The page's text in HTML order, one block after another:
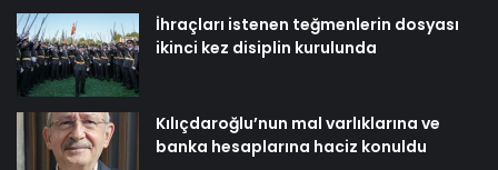
İhraçları istenen teğmenlerin dosyası
ikinci kez disiplin kurulunda
Kılıçdaroğlu’nun mal varlıklarına ve
banka hesaplarına haciz konuldu